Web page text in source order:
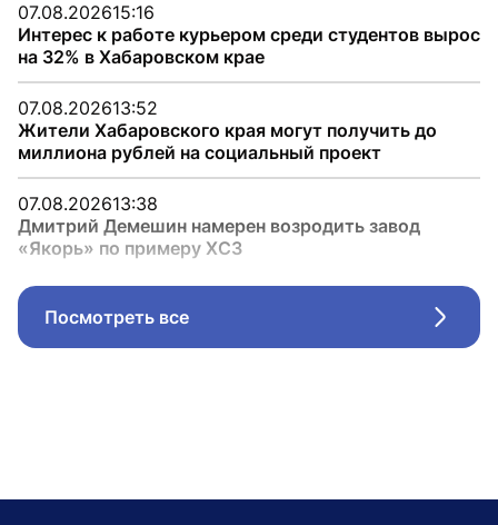
07.08.202615:16
Интерес к работе курьером среди студентов вырос
на 32% в Хабаровском крае
07.08.202613:52
Жители Хабаровского края могут получить до
миллиона рублей на социальный проект
07.08.202613:38
Дмитрий Демешин намерен возродить завод
«Якорь» по примеру ХСЗ
Посмотреть все